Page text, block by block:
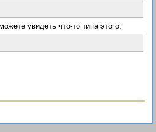
увидеть что-то типа этого: